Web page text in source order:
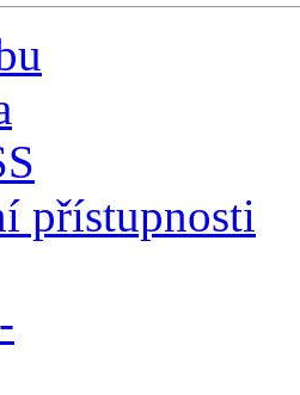
přístupnosti